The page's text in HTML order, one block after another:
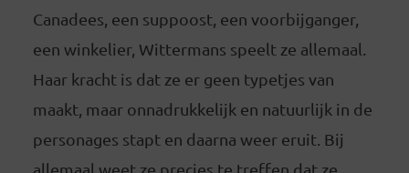
Canadees, een suppoost, een voorbijganger,
een winkelier, Wittermans speelt ze allemaal.
Haar kracht is dat ze er geen typetjes van
maakt, maar onnadrukkelijk en natuurlijk in de
personages stapt en daarna weer eruit. Bij
allemaal weet ze precies te treffen dat ze